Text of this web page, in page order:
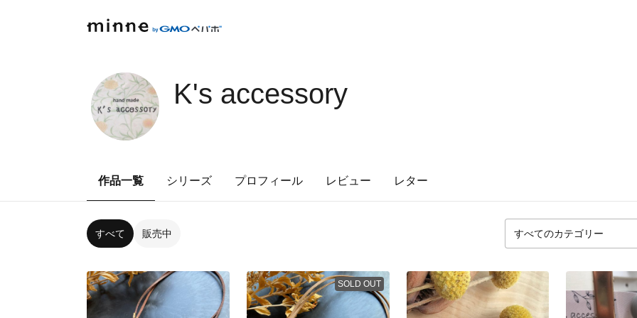
K's accessory
作品一覧 シリーズ プロフィール レビュー レター
すべて 販売中
SOLD OUT